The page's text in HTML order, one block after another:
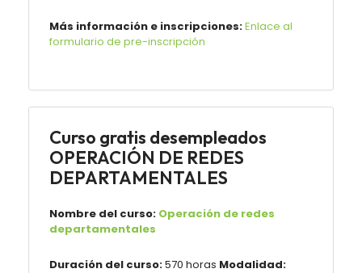
Más información e inscripciones:Enlace al
formulario de pre-inscripción
Curso gratis desempleados
OPERACIÓN DE REDES
DEPARTAMENTALES
Nombre del curso: Operación de redes
departamentales
Duración del curso:570 horas Modalidad: